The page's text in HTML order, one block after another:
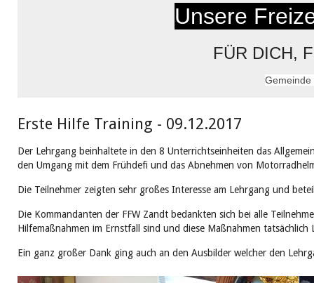
Unsere
FÜR DICH,
Erste Hilfe Training - 09.12.2017
Der Lehrgang beinhaltete in den 8 Unterrichtseinheiten das
den Umgang mit dem Frühdefi und das Abnehmen von
Die Teilnehmer zeigten sehr großes Interesse am Lehrgang und
Die Kommandanten der FFW Zandt bedankten sich bei alle
Hilfemaßnahmen im Ernstfall sind und diese Maßnahmen tatsächlich
Ein ganz großer Dank ging auch an den Ausbilder welcher den